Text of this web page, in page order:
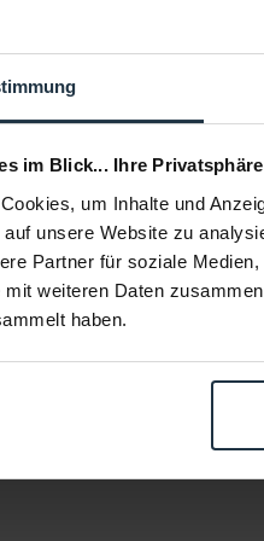
im Blick... Ihre
um Inhalte und
auf unsere Website zu
Partner für soziale
mit weiteren Daten
haben.
Avenger F805
(15,2cm Länge)
12238739
€ 15,88
Brutto: € 18,90
1-2 Wochen ab Bestellung